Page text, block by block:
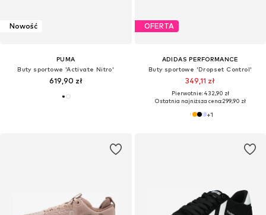
Nowość
PUMA
Buty sportowe 'Activate Nitro'
619,90 zł
OFERTA
ADIDAS PERFORMANCE
Buty sportowe 'Dropset Control'
349,11 zł
Pierwotnie: 432,90 zł
Ostatnia najniższa cena:299,90 zł
+1